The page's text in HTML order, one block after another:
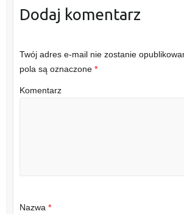
Dodaj komentarz
Twój adres e-mail nie zostanie
pola są oznaczone *
Komentarz
Nazwa *